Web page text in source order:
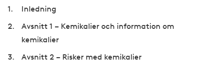
Inledning
Avsnitt 1 – Kemikalier och information om
kemikalier
Avsnitt 2 – Risker med kemikalier